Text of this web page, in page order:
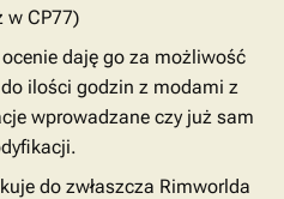
w CP77)
daję go za możliwość
ilości godzin z modami z
wprowadzane czy już sam
do zwłaszcza Rimworlda